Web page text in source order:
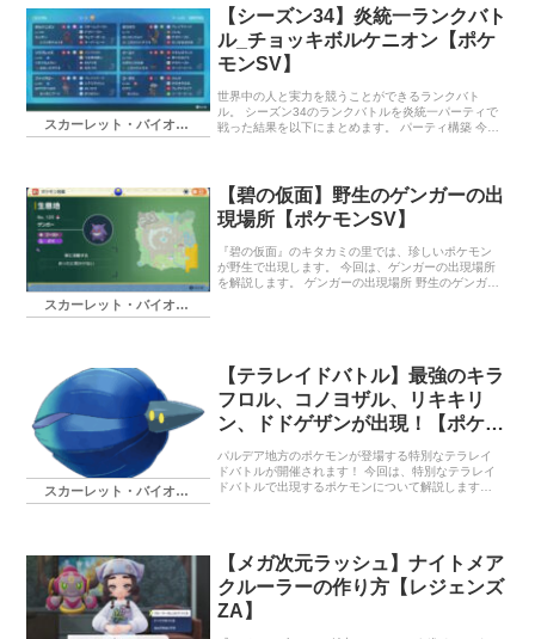
スカーレット・バイオレット
【シーズン34】炎統一ランクバト
ル_チョッキボルケニオン【ポケ
モンSV】
世界中の人と実力を競うことができるランクバト
ル。 シーズン34のランクバトルを炎統一パーティで
戦った結果を以下にまとめます。 パーティ構築 今月
スカーレット・バイオレット
【碧の仮面】野生のゲンガーの出
現場所【ポケモンSV】
『碧の仮面』のキタカミの里では、珍しいポケモン
が野生で出現します。 今回は、ゲンガーの出現場所
を解説します。 ゲンガーの出現場所 野生のゲンガー
スカーレット・バイオレット
【テラレイドバトル】最強のキラ
フロル、コノヨザル、リキキリ
ン、ドドゲザンが出現！【ポケモ
ンSV】
パルデア地方のポケモンが登場する特別なテラレイ
ドバトルが開催されます！ 今回は、特別なテラレイ
ドバトルで出現するポケモンについて解説します。
【メガ次元ラッシュ】ナイトメア
クルーラーの作り方【レジェンズ
ZA】